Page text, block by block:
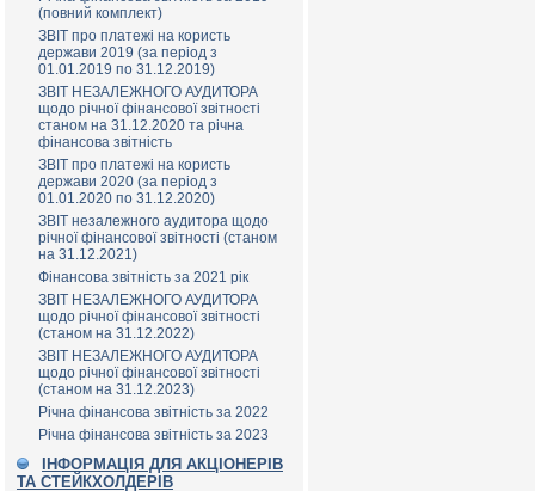
(повний комплект)
ЗВІТ про платежі на користь
держави 2019 (за період з
01.01.2019 по 31.12.2019)
ЗВІТ НЕЗАЛЕЖНОГО АУДИТОРА
щодо річної фінансової звітності
станом на 31.12.2020 та річна
фінансова звітність
ЗВІТ про платежі на користь
держави 2020 (за період з
01.01.2020 по 31.12.2020)
ЗВІТ незалежного аудитора щодо
річної фінансової звітності (станом
на 31.12.2021)
Фінансова звітність за 2021 рік
ЗВІТ НЕЗАЛЕЖНОГО АУДИТОРА
щодо річної фінансової звітності
(станом на 31.12.2022)
ЗВІТ НЕЗАЛЕЖНОГО АУДИТОРА
щодо річної фінансової звітності
(станом на 31.12.2023)
Річна фінансова звітність за 2022
Річна фінансова звітність за 2023
ІНФОРМАЦІЯ ДЛЯ АКЦІОНЕРІВ
ТА СТЕЙКХОЛДЕРІВ